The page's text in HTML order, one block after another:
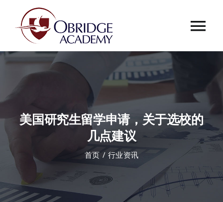
首页
课程中心
合作伙伴
美国研究生留学申请，关于选校的
几点建议
首页 行业资讯